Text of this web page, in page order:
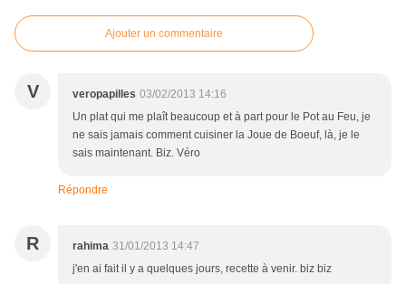
Ajouter un commentaire
V veropapilles 03/02/2013 14:16
Un plat qui me plaît beaucoup et à part pour le Pot au Feu, je
ne sais jamais comment cuisiner la Joue de Boeuf, là, je le
sais maintenant. Biz. Véro
Répondre
R rahima 31/01/2013 14:47
j'en ai fait il y a quelques jours, recette à venir. biz biz